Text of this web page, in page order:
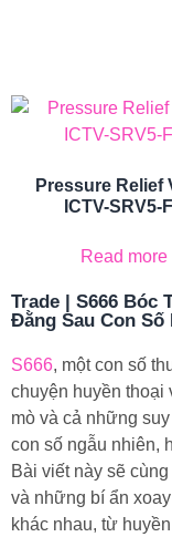
Pressure Relief
ICTV-SRV5-
Read more
Trade | S666 Bóc
Đằng Sau Con Số
S666, một con số
chuyện huyền thoại
mò và cả những
con số ngẫu nhiên,
Bài viết này sẽ
và những bí ẩn
khác nhau, từ